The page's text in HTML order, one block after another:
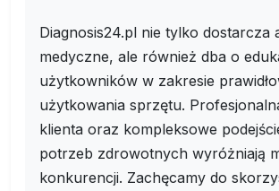
Diagnosis24.pl nie tylko dostarcza
medyczne, ale również dba o
użytkowników w zakresie
użytkowania sprzętu.
klienta oraz kompleksowe
potrzeb zdrowotnych wyróżniają
konkurencji. Zachęcamy do